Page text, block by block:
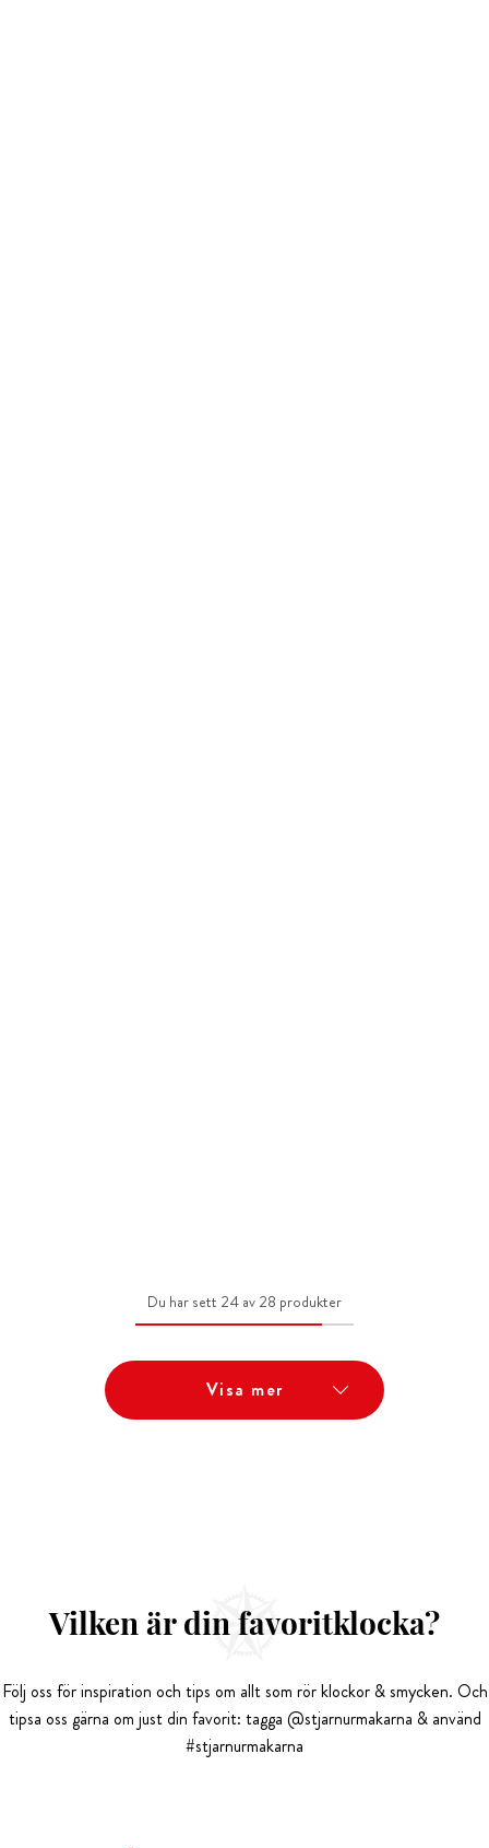
Du har sett 24 av 28 produkter
Visa mer
Vilken är din favoritklocka?
Följ oss för inspiration och tips om allt som rör klockor & smycken. Och
tipsa oss gärna om just din favorit: tagga @stjarnurmakarna & använd
#stjarnurmakarna